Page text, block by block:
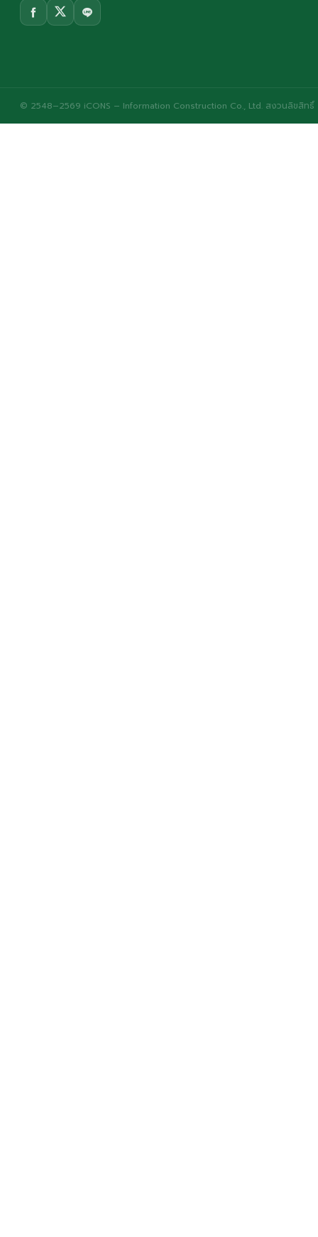
© 2548–2569 iCONS – Information Construction Co., Ltd. สงวนลิขสิทธิ์